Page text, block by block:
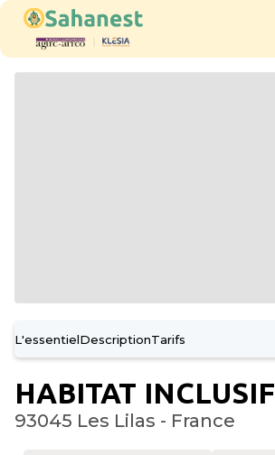
L'essentielDescriptionTarifs
HABITAT INCLUSIF
93045 Les Lilas - France